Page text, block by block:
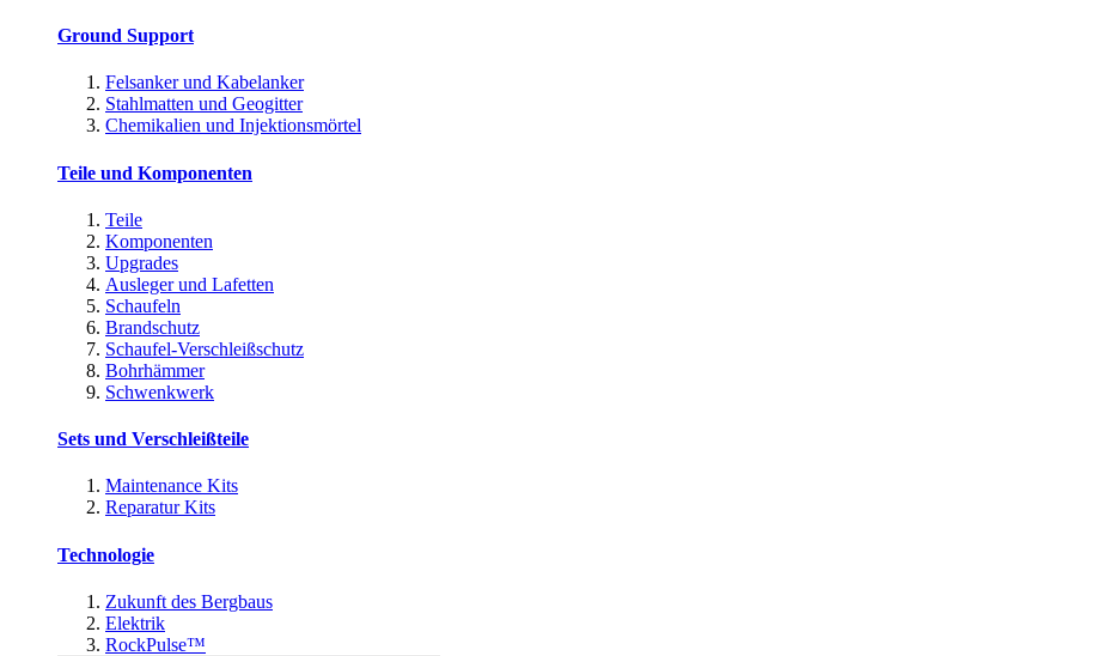
Ground Support
Felsanker und Kabelanker
Stahlmatten und Geogitter
Chemikalien und Injektionsmörtel
Teile und Komponenten
Teile
Komponenten
Upgrades
Ausleger und Lafetten
Schaufeln
Brandschutz
Schaufel-Verschleißschutz
Bohrhämmer
Schwenkwerk
Sets und Verschleißteile
Maintenance Kits
Reparatur Kits
Technologie
Zukunft des Bergbaus
Elektrik
RockPulse™